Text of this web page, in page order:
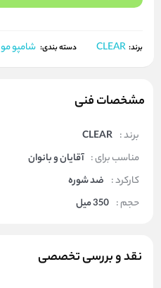
برند: CLEAR دسته بندی: شامپو مو
مشخصات فنی
برند : CLEAR
مناسب برای : آقایان و بانوان
کارکرد : ضد شوره
حجم : 350 میل
نقد و بررسی تخصصی